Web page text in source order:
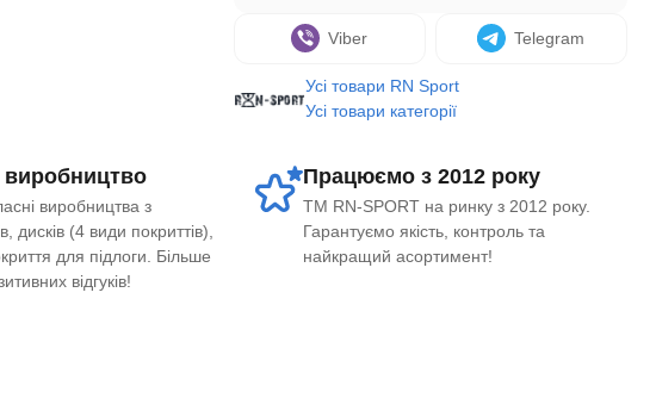
Viber Telegram
Усі товари RN Sport
Усі товари категорії
виробництво
виробництва з
дисків (4 види покриттів),
для підлоги. Більше
відгуків!
Працюємо з 2012 року
ТМ RN-SPORT на ринку з 2012 року.
Гарантуємо якість, контроль та
найкращий асортимент!